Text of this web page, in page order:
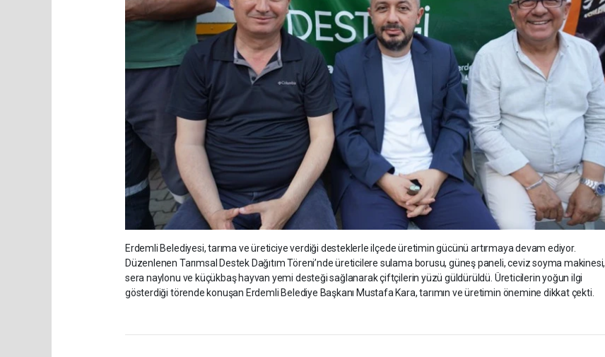
Erdemli Belediyesi, tarıma ve üreticiye verdiği desteklerle ilçede üretimin gücünü artırmaya devam ediyor.
Düzenlenen Tarımsal Destek Dağıtım Töreni’nde üreticilere sulama borusu, güneş paneli, ceviz soyma makinesi,
sera naylonu ve küçükbaş hayvan yemi desteği sağlanarak çiftçilerin yüzü güldürüldü. Üreticilerin yoğun ilgi
gösterdiği törende konuşan Erdemli Belediye Başkanı Mustafa Kara, tarımın ve üretimin önemine dikkat çekti.